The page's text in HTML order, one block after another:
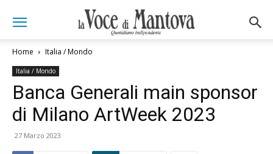
Home Italia / Mondo
Italia / Mondo
Banca Generali main sponsor
di Milano ArtWeek 2023
27 Marzo 2023